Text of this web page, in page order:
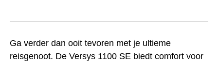
Ga verder dan ooit tevoren met je ultieme
reisgenoot. De Versys 1100 SE biedt comfort voor